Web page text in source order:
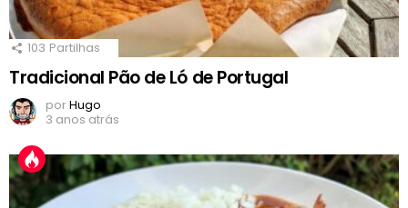
103 Partilhas
Tradicional Pão de Ló de Portugal
porHugo
3 anos atrás